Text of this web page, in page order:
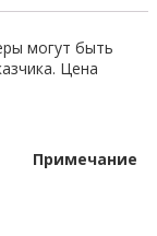
могут быть
Цена
Примечание